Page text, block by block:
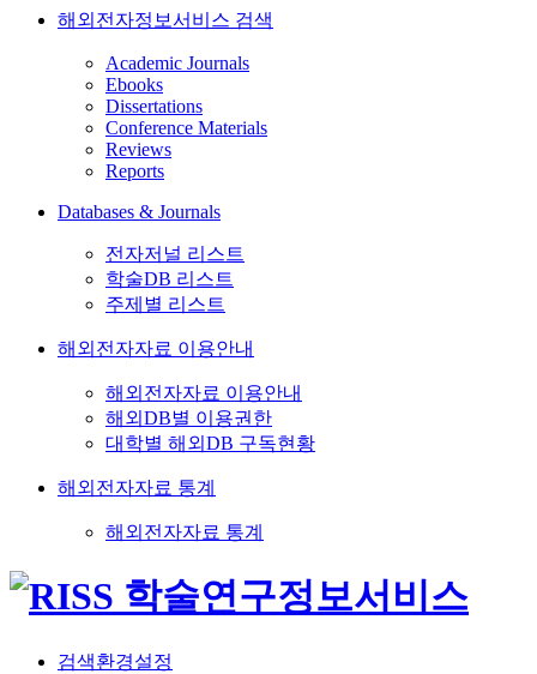
해외전자정보서비스 검색
Academic Journals
Ebooks
Dissertations
Conference Materials
Reviews
Reports
Databases & Journals
전자저널 리스트
학술DB 리스트
주제별 리스트
해외전자자료 이용안내
해외전자자료 이용안내
해외DB별 이용권한
대학별 해외DB 구독현황
해외전자자료 통계
해외전자자료 통계
검색환경설정